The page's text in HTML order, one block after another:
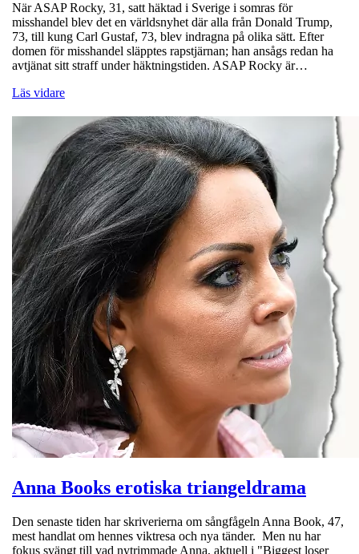
När ASAP Rocky, 31, satt häktad i Sverige i somras för
misshandel blev det en världsnyhet där alla från Donald Trump,
73, till kung Carl Gustaf, 73, blev indragna på olika sätt. Efter
domen för misshandel släpptes rapstjärnan; han ansågs redan ha
avtjänat sitt straff under häktningstiden. ASAP Rocky är…
Läs vidare
Anna Books erotiska triangeldrama
Den senaste tiden har skriverierna om sångfågeln Anna Book, 47,
mest handlat om hennes viktresa och nya tänder. Men nu har
fokus svängt till vad nytrimmade Anna, aktuell i "Biggest loser